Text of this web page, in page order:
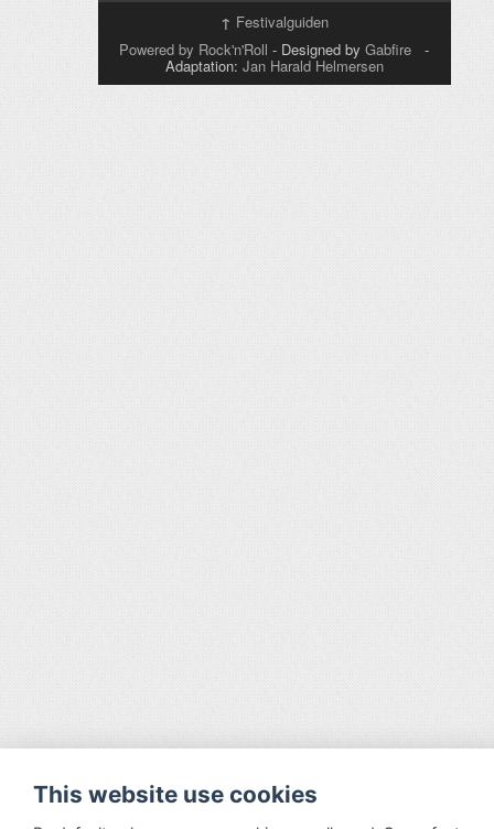
↑ Festivalguiden
Powered by Rock'n'Roll - Designed by Gabfire -
Adaptation: Jan Harald Helmersen
This website use cookies